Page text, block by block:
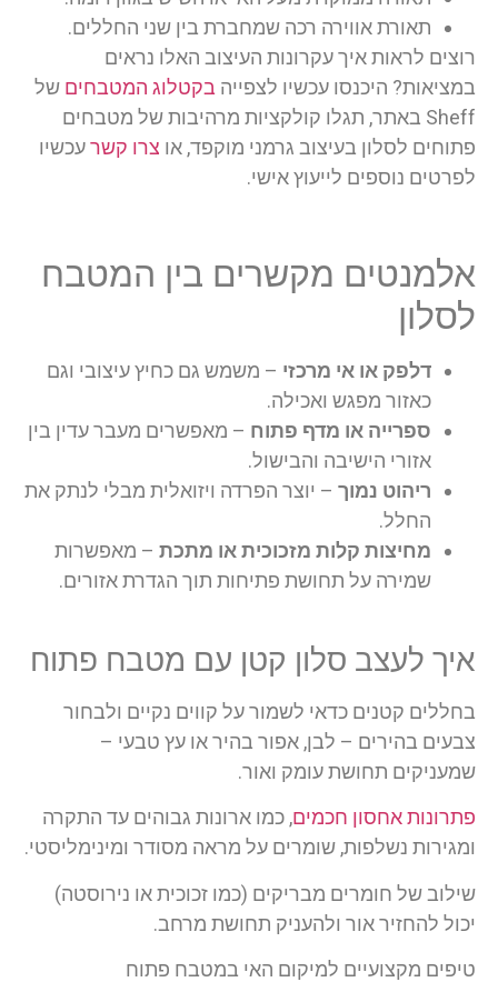
תאורת אווירה רכה שמחברת בין שני החללים.
רוצים לראות איך עקרונות העיצוב האלו נראים
במציאות? היכנסו עכשיו לצפייה בקטלוג המטבחים של
Sheff באתר, תגלו קולקציות מרהיבות של מטבחים
פתוחים לסלון בעיצוב גרמני מוקפד, או צרו קשרעכשיו
לפרטים נוספים לייעוץ אישי.
אלמנטים מקשרים בין המטבח
לסלון
דלפק או אי מרכזי – משמש גם כחיץ עיצובי וגם
כאזור מפגש ואכילה.
ספרייה או מדף פתוח – מאפשרים מעבר עדין בין
אזורי הישיבה והבישול.
ריהוט נמוך – יוצר הפרדה ויזואלית מבלי לנתק את
החלל.
מחיצות קלות מזכוכית או מתכת – מאפשרות
שמירה על תחושת פתיחות תוך הגדרת אזורים.
איך לעצב סלון קטן עם מטבח פתוח
בחללים קטנים כדאי לשמור על קווים נקיים ולבחור
צבעים בהירים – לבן, אפור בהיר או עץ טבעי –
שמעניקים תחושת עומק ואור.
פתרונות אחסון חכמים, כמו ארונות גבוהים עד התקרה
ומגירות נשלפות, שומרים על מראה מסודר ומינימליסטי.
שילוב של חומרים מבריקים (כמו זכוכית או נירוסטה)
יכול להחזיר אור ולהעניק תחושת מרחב.
טיפים מקצועיים למיקום האי במטבח פתוח